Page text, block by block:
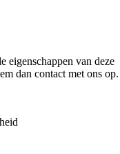
eigenschappen van deze
dan contact met ons op.